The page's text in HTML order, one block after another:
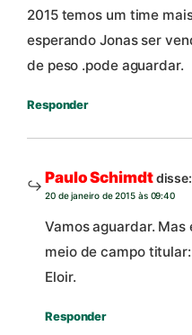
2015 temos um time
esperando Jonas ser
de peso .pode aguardar.
Responder
Paulo Schimdtdisse:
20 de janeiro de 2015 às 09:40
Vamos aguardar.
meio de campo
Eloir.
Responder